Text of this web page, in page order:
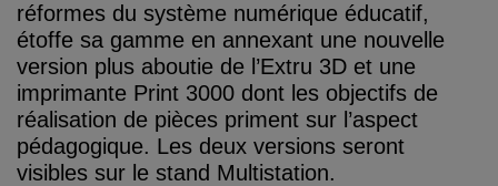
réformes du système numérique éducatif,
étoffe sa gamme en annexant une nouvelle
version plus aboutie de l’Extru 3D et une
imprimante Print 3000 dont les objectifs de
réalisation de pièces priment sur l’aspect
pédagogique. Les deux versions seront
visibles sur le stand Multistation.